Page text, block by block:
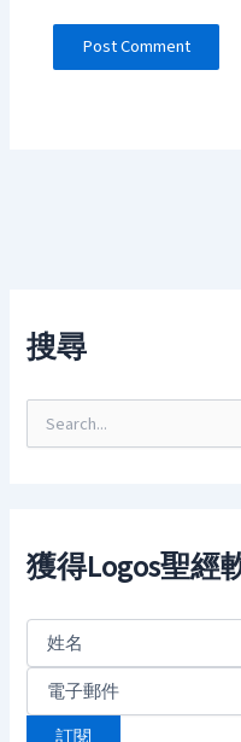
搜尋
f
o
:
獲得Logos聖經